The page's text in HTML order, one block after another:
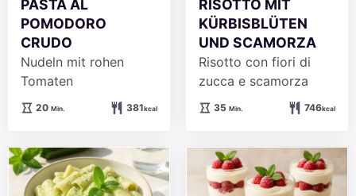
PASTA AL
POMODORO
CRUDO
Nudeln mit rohen
Tomaten
20Minuten
Min. 381kcal
RISOTTO MIT
KÜRBISBLÜTEN
UND SCAMORZA
Risotto con fiori di
zucca e scamorza
35Minuten
Min. 746kcal